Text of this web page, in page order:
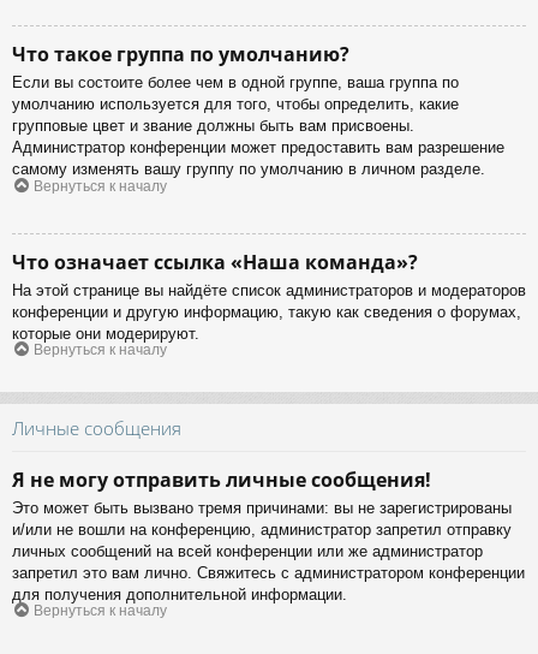
Что такое группа по умолчанию?
Если вы состоите более чем в одной группе, ваша группа по
умолчанию используется для того, чтобы определить, какие
групповые цвет и звание должны быть вам присвоены.
Администратор конференции может предоставить вам разрешение
самому изменять вашу группу по умолчанию в личном разделе.
Вернуться к началу
Что означает ссылка «Наша команда»?
На этой странице вы найдёте список администраторов и модераторов
конференции и другую информацию, такую как сведения о форумах,
которые они модерируют.
Вернуться к началу
Личные сообщения
Я не могу отправить личные сообщения!
Это может быть вызвано тремя причинами: вы не зарегистрированы
и/или не вошли на конференцию, администратор запретил отправку
личных сообщений на всей конференции или же администратор
запретил это вам лично. Свяжитесь с администратором конференции
для получения дополнительной информации.
Вернуться к началу